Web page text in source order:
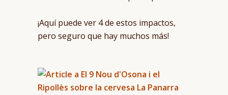
¡Aquí puede ver 4 de estos impactos,
pero seguro que hay muchos más!